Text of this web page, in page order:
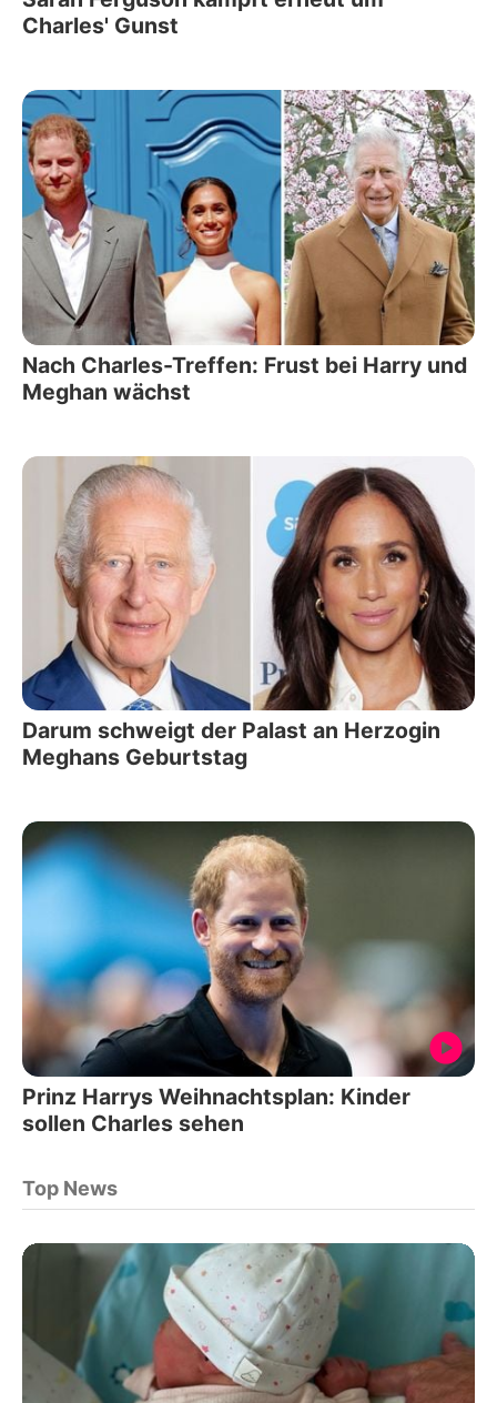
Charles' Gunst
Nach Charles-Treffen: Frust bei Harry und
Meghan wächst
Darum schweigt der Palast an Herzogin
Meghans Geburtstag
Prinz Harrys Weihnachtsplan: Kinder
sollen Charles sehen
Top News